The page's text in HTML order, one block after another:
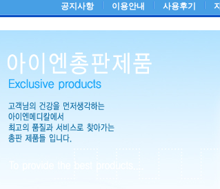
공지사항 이용안내 사용후기